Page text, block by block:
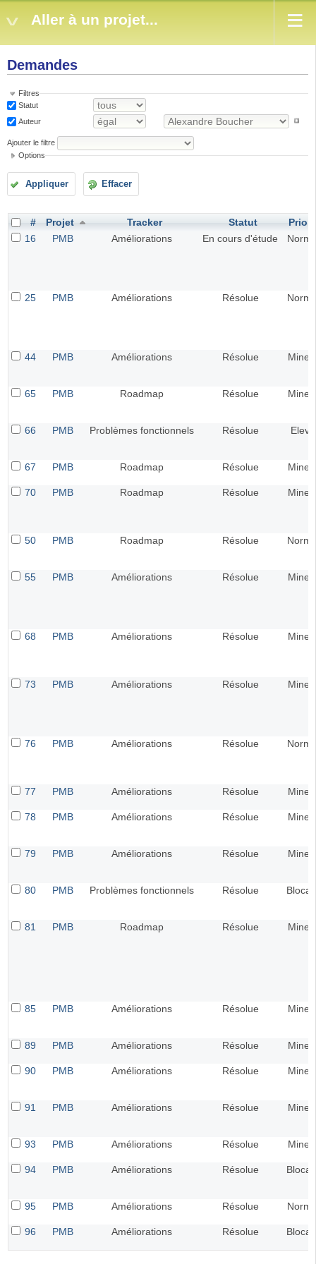
Aller à un projet...
Demandes
Filtres
Statut
Auteur
Ajouter le filtre
Options
Appliquer Effacer
# Projet Tracker Statut
16
PMB Améliorations En cours d'étude
25 PMB Améliorations Résolue
44 PMB Améliorations Résolue
65 PMB Roadmap Résolue
66 PMB Problèmes fonctionnels Résolue Elevé
67 PMB Roadmap Résolue
70 PMB Roadmap Résolue
50 PMB Roadmap Résolue
55 PMB Améliorations Résolue
68 PMB Améliorations Résolue
73 PMB Améliorations Résolue
76 PMB Améliorations Résolue
77 PMB Améliorations Résolue
78 PMB Améliorations Résolue
79 PMB Améliorations Résolue
80 PMB Problèmes fonctionnels Résolue
81 PMB Roadmap Résolue
85 PMB Améliorations Résolue
89 PMB Améliorations Résolue
90 PMB Améliorations Résolue
91 PMB Améliorations Résolue
93 PMB Améliorations Résolue
94 PMB Améliorations Résolue
95 PMB Améliorations Résolue
96 PMB Améliorations Résolue